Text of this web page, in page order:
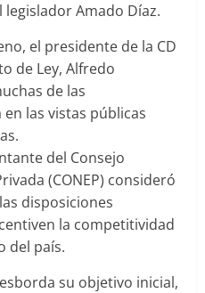
Amado Díaz.
el presidente de la CD
de Ley, Alfredo
de las
las vistas públicas
del Consejo
(CONEP) consideró
disposiciones
la competitividad
del país.
su objetivo inicial,